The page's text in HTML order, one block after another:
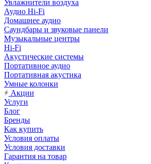
Увлажнители воздуха
Аудио Hi-Fi
Домашнее аудио
Саундбары и звуковые панели
Музыкальные центры
Hi-Fi
Акустические системы
Портативное аудио
Портативная акустика
Умные колонки
Акции
Услуги
Блог
Бренды
Как купить
Условия оплаты
Условия доставки
Гарантия на товар